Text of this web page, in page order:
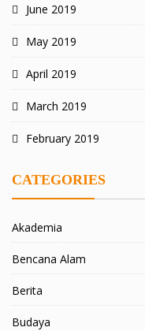
June 2019
May 2019
April 2019
March 2019
February 2019
CATEGORIES
Akademia
Bencana Alam
Berita
Budaya